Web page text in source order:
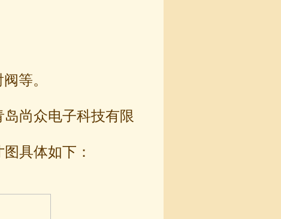
等。
岛尚众电子科技有限
具体如下：